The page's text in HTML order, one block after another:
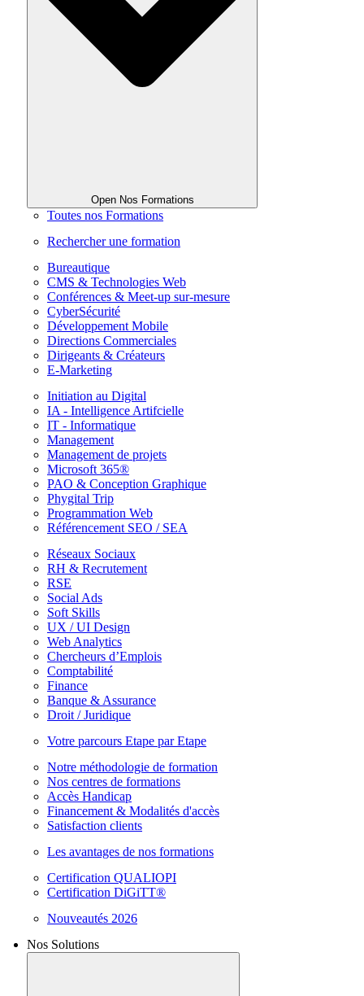
Open Nos Formations
Toutes nos Formations
Rechercher une formation
Bureautique
CMS & Technologies Web
Conférences & Meet-up sur-mesure
CyberSécurité
Développement Mobile
Directions Commerciales
Dirigeants & Créateurs
E-Marketing
Initiation au Digital
IA - Intelligence Artifcielle
IT - Informatique
Management
Management de projets
Microsoft 365®
PAO & Conception Graphique
Phygital Trip
Programmation Web
Référencement SEO / SEA
Réseaux Sociaux
RH & Recrutement
RSE
Social Ads
Soft Skills
UX / UI Design
Web Analytics
Chercheurs d’Emplois
Comptabilité
Finance
Banque & Assurance
Droit / Juridique
Votre parcours Etape par Etape
Notre méthodologie de formation
Nos centres de formations
Accès Handicap
Financement & Modalités d'accès
Satisfaction clients
Les avantages de nos formations
Certification QUALIOPI
Certification DiGiTT®
Nouveautés 2026
Nos Solutions